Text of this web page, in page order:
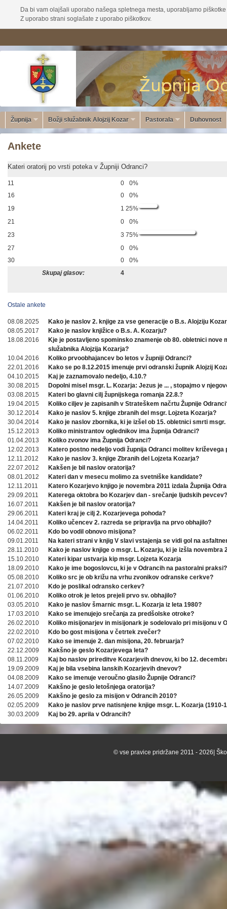
Da bi vam olajšali uporabo našega spletnega mesta, uporabljamo
Z uporabo strani soglašate z uporabo piškotkov.
Župnija Božji služabnik Alojzij Kozar Pastorala Duhovnost
Ankete
Kateri oratorij po vrsti poteka v Župniji Odranci?
11 0
0%
16
0
0%
19
1 25%
21
0
0%
23
3 75%
27
0
0%
30
0
0%
Skupaj glasov:
4
Ostale ankete
08.08.2025
Kako je naslov 2. knjige za vse generacije o B.s. Alojziju
08.05.2017
Kako je naslov knjižice o B.s. A. Kozarju?
18.08.2016
Kje je postavljeno spominsko znamenje ob 80. obletnici nove
služabnika Alojzija Kozarja?
10.04.2016
Koliko prvoobhajancev bo letos v župniji Odranci?
22.01.2016
Kako se po 8.12.2015 imenuje prvi odranski župnik Alojzij
04.10.2015
Kaj je zaznamovalo nedeljo, 4.10.?
30.08.2015
Dopolni misel msgr. L. Kozarja: Jezus je ... , stopajmo v
03.08.2015
Kateri bo glavni cilj župnijskega romanja 22.8.?
19.04.2015
Koliko ciljev je zapisanih v Strateškem načrtu Župnije
30.12.2014
Kako je naslov 5. knjige zbranih del msgr. Lojzeta Kozarja?
30.04.2014
Kako je naslov zbornika, ki je izšel ob 15. obletnici smrti msgr.
15.12.2013
Koliko ministrantov oglednikov ima župnija Odranci?
01.04.2013
Koliko zvonov ima Župnija Odranci?
12.02.2013
Katero postno nedeljo vodi župnija Odranci molitev križevega
12.11.2012
Kako je naslov 3. knjige Zbranih del Lojzeta Kozarja?
22.07.2012
Kakšen je bil naslov oratorija?
08.01.2012
Kateri dan v mesecu molimo za svetniške kandidate?
12.11.2011
Katero Kozarjevo knjigo je novembra 2011 izdala Župnija
29.09.2011
Katerega oktobra bo Kozarjev dan - srečanje ljudskih pevcev?
16.07.2011
Kakšen je bil naslov oratorija?
29.06.2011
Kateri kraj je cilj 2. Kozarjevega pohoda?
14.04.2011
Koliko učencev 2. razreda se pripravlja na prvo obhajilo?
06.02.2011
Kdo bo vodil obnovo misijona?
09.01.2011
Na kateri strani v knjig V slavi vstajenja se vidi gol na
28.11.2010
Kako je naslov knjige o msgr. L. Kozarju, ki je izšla novembra
15.10.2010
Kateri kipar ustvarja kip msgr. Lojzeta Kozarja
18.09.2010
Kako je ime bogoslovcu, ki je v Odrancih na pastoralni praksi?
05.08.2010
Koliko src je ob križu na vrhu zvonikov odranske cerkve?
21.07.2010
Kdo je poslikal odransko cerkev?
01.06.2010
Koliko otrok je letos prejeli prvo sv. obhajilo?
03.05.2010
Kako je naslov šmarnic msgr. L. Kozarja iz leta 1980?
17.03.2010
Kako se imenujejo srečanja za predšolske otroke?
26.02.2010
Koliko misijonarjev in misijonark je sodelovalo pri misijonu v
22.02.2010
Kdo bo gost misijona v četrtek zvečer?
07.02.2010
Kako se imenuje 2. dan misijona, 20. februarja?
22.12.2009
Kakšno je geslo Kozarjevega leta?
08.11.2009
Kaj bo naslov prireditve Kozarjevih dnevov, ki bo 12.
19.09.2009
Kaj je bila vsebina lanskih Kozarjevih dnevov?
04.08.2009
Kako se imenuje veroučno glasilo Župnije Odranci?
14.07.2009
Kakšno je geslo letošnjega oratorija?
26.05.2009
Kakšno je geslo za misijon v Odrancih 2010?
02.05.2009
Kako je naslov prve natisnjene knjige msgr. L. Kozarja (1910-
30.03.2009
Kaj bo 29. aprila v Odrancih?
© vse pravice pridržane 2011 - 2026|